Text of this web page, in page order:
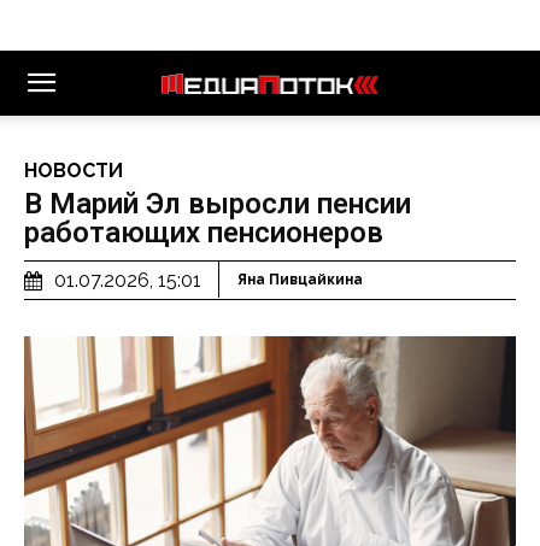
НОВОСТИ
В Марий Эл выросли пенсии
работающих пенсионеров
01.07.2026, 15:01 Яна Пивцайкина